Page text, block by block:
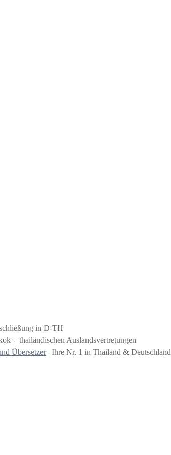
in D-TH
+ thailändischen Auslandsvertretungen
Übersetzer| Ihre Nr. 1 in Thailand & Deutschland